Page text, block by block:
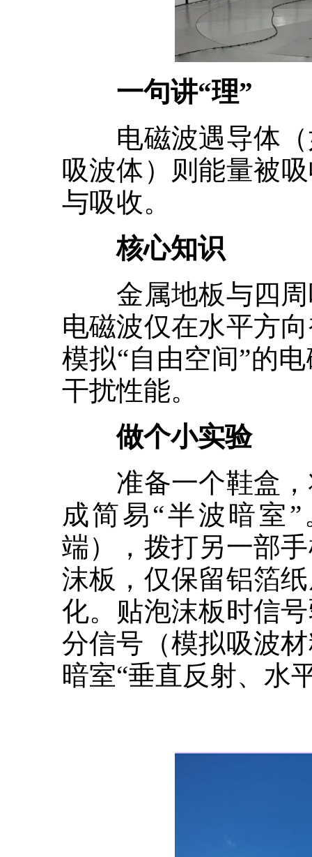
一句讲“理”
电磁波遇导体（
吸波体）则能量被
与吸收。
核心知识
金属地板与四周
电磁波仅在水平方
模拟“自由空间”的
干扰性能。
做个小实验
准备一个鞋盒，
成简易“半波暗室
端），拨打另一部
沫板，仅保留铝箔
化。贴泡沫板时信
分信号（模拟吸波
暗室“垂直反射、水